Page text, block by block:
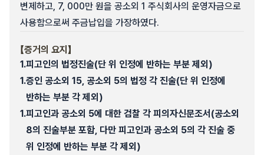
변제하고, 7, 000만 원을 공소외 1 주식회사의 운영자금으로
사용함으로써 주금납입을 가장하였다.
【증거의 요지】
1.피고인의 법정진술(단 위 인정에 반하는 부분 제외)
1.증인 공소외 15, 공소외 5의 법정 각 진술(단 위 인정에
반하는 부분 각 제외)
1.피고인과 공소외 5에 대한 검찰 각 피의자신문조서(공소외
8의 진술부분 포함, 다만 피고인과 공소외 5의 각 진술 중
위 인정에 반하는 부분 각 제외)